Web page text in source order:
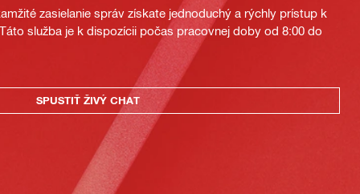
zasielanie správ získate jednoduchý a rýchly prístup k
služba je k dispozícii počas pracovnej doby od 8:00 do
SPUSTIŤ ŽIVÝ CHAT